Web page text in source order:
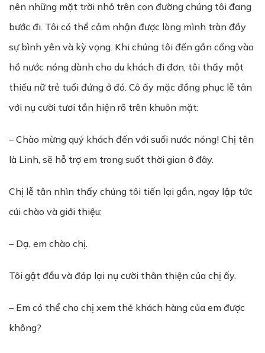
nên những mặt trời nhỏ trên con đường chúng tôi đang
bước đi. Tôi có thể cảm nhận được lòng mình tràn đầy
sự bình yên và kỳ vọng. Khi chúng tôi đến gần cổng vào
hồ nước nóng dành cho du khách đi đơn, tôi thấy một
thiếu nữ trẻ tuổi đứng ở đó. Cô ấy mặc đồng phục lễ tân
với nụ cười tươi tắn hiện rõ trên khuôn mặt:
– Chào mừng quý khách đến với suối nước nóng! Chị tên
là Linh, sẽ hỗ trợ em trong suốt thời gian ở đây.
Chị lễ tân nhìn thấy chúng tôi tiến lại gần, ngay lập tức
cúi chào và giới thiệu:
– Dạ, em chào chị.
Tôi gật đầu và đáp lại nụ cười thân thiện của chị ấy.
– Em có thể cho chị xem thẻ khách hàng của em được
không?